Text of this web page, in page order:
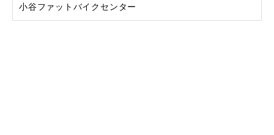
​小谷ファットバイクセンター